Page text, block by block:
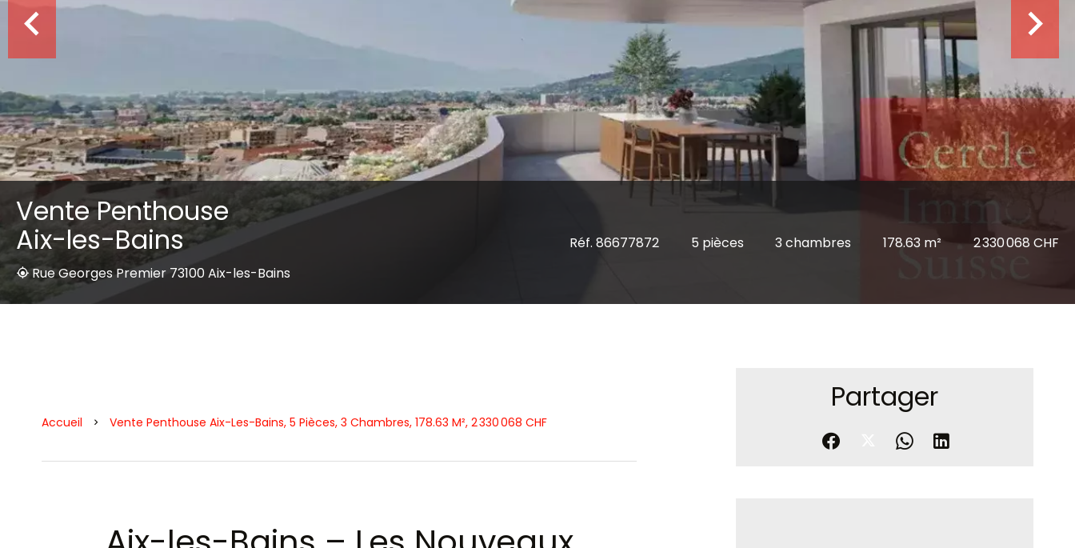
Vente Penthouse
Aix-les-Bains
Rue Georges Premier 73100 Aix-les-Bains
Réf. 86677872 5 pièces 3 chambres 178.63 m² 2 330 068 CHF
Accueil Vente Penthouse Aix-Les-Bains, 5 Pièces, 3 Chambres, 178.63 M², 2 330 068 CHF
Partager